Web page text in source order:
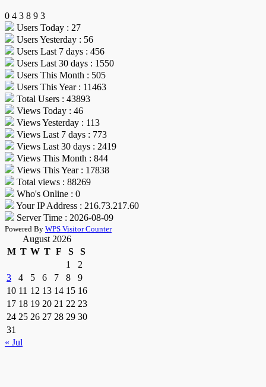
0 4 3 8 9 3
Users Today : 27
Users Yesterday : 56
Users Last 7 days : 456
Users Last 30 days : 1550
Users This Month : 505
Users This Year : 11463
Total Users : 43893
Views Today : 46
Views Yesterday : 113
Views Last 7 days : 773
Views Last 30 days : 2419
Views This Month : 844
Views This Year : 17838
Total views : 88269
Who's Online : 0
Your IP Address : 216.73.217.60
Server Time : 2026-08-09
Powered By WPS Visitor Counter
August 2026
M T W T F S
S
1
2
3
4 5 6 7 8
9
10 11 12 13 14 15 16
17 18 19 20 21 22 23
24 25 26 27 28 29 30
31
« Jul